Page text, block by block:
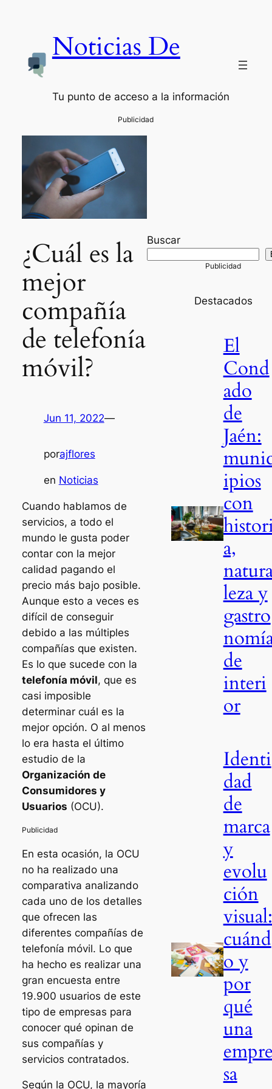
Noticias De
Tu punto de acceso a la información
¿Cuál es la
mejor
compañía
de telefonía
móvil?
Jun 11, 2022—
porajflores
en Noticias
Cuando hablamos de
servicios, a todo el
mundo le gusta poder
contar con la mejor
calidad pagando el
precio más bajo posible.
Aunque esto a veces es
difícil de conseguir
debido a las múltiples
compañías que existen.
Es lo que sucede con la
telefonía móvil, que es
casi imposible
determinar cuál es la
mejor opción. O al menos
lo era hasta el último
estudio de la
Organización de
Consumidores y
Usuarios (OCU).
En esta ocasión, la OCU
no ha realizado una
comparativa analizando
cada uno de los detalles
que ofrecen las
diferentes compañías de
telefonía móvil. Lo que
ha hecho es realizar una
gran encuesta entre
19.900 usuarios de este
tipo de empresas para
conocer qué opinan de
sus compañías y
servicios contratados.
Según la OCU, la mayoría
Buscar
Destacados
El
Cond
ado
de
Jaén:
ipios
con
a,
leza y
gastro
de
interi
or
Identi
dad
de
marca
y
evolu
ción
visual:
cuánd
o y
por
qué
una
sa